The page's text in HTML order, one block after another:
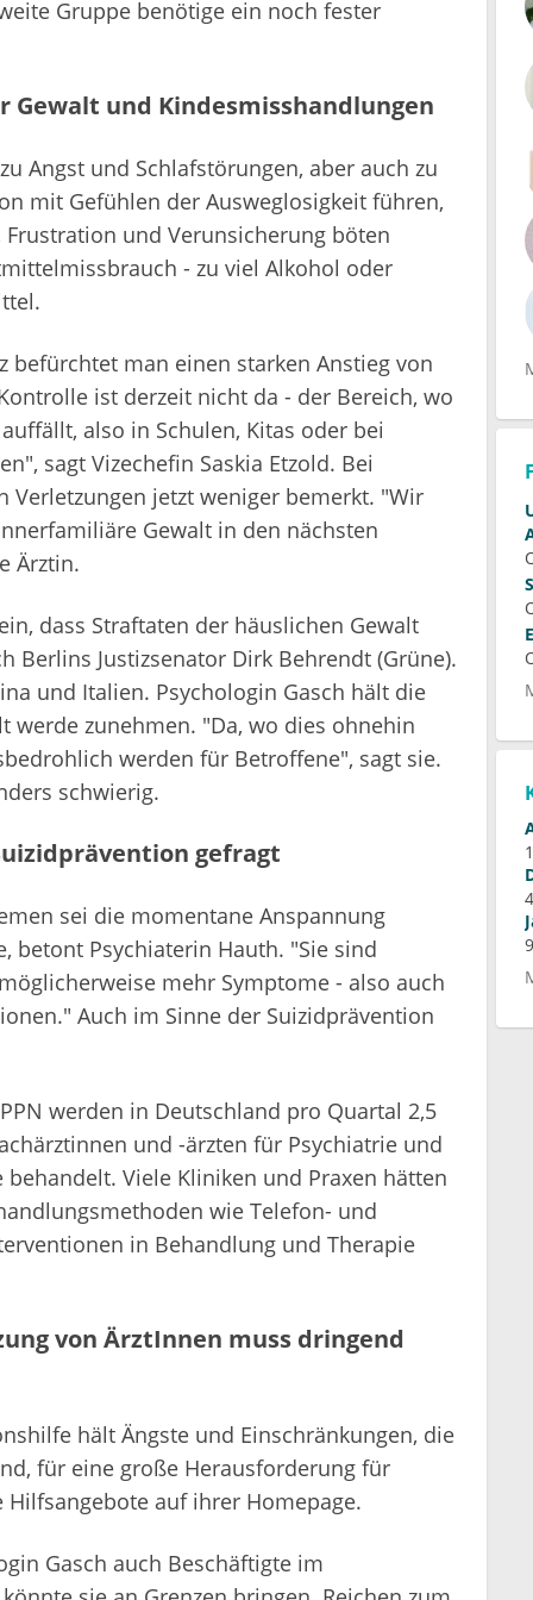
Gruppe benötige ein noch fester
Gewalt und Kindesmisshandlungen
Angst und Schlafstörungen, aber auch zu
mit Gefühlen der Ausweglosigkeit führen,
und Verunsicherung böten
- zu viel Alkohol oder
befürchtet man einen starken Anstieg von
ist derzeit nicht da - der Bereich, wo
also in Schulen, Kitas oder bei
sagt Vizechefin Saskia Etzold. Bei
jetzt weniger bemerkt. "Wir
Gewalt in den nächsten
Ärztin.
dass Straftaten der häuslichen Gewalt
Berlins Justizsenator Dirk Behrendt (Grüne).
und Italien. Psychologin Gasch hält die
werde zunehmen. "Da, wo dies ohnehin
werden für Betroffene", sagt sie.
schwierig.
gefragt
sei die momentane Anspannung
betont Psychiaterin Hauth. "Sie sind
mehr Symptome - also auch
Auch im Sinne der Suizidprävention
werden in Deutschland pro Quartal 2,5
und -ärzten für Psychiatrie und
Viele Kliniken und Praxen hätten
wie Telefon- und
in Behandlung und Therapie
von ÄrztInnen muss dringend
hält Ängste und Einschränkungen, die
für eine große Herausforderung für
auf ihrer Homepage.
Gasch auch Beschäftigte im